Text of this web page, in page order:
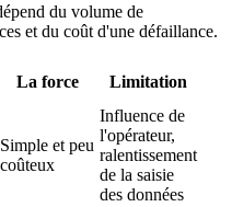
du volume de
et du coût d'une défaillance.
La force Limitation
Simple et peu
coûteux
Influence de
l'opérateur,
ralentissement
de la saisie
des données